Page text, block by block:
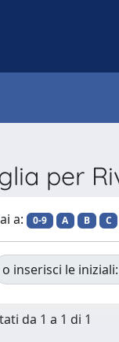
per
a: 0-9 A B C
o inserisci le iniziali:
da 1 a 1 di 1